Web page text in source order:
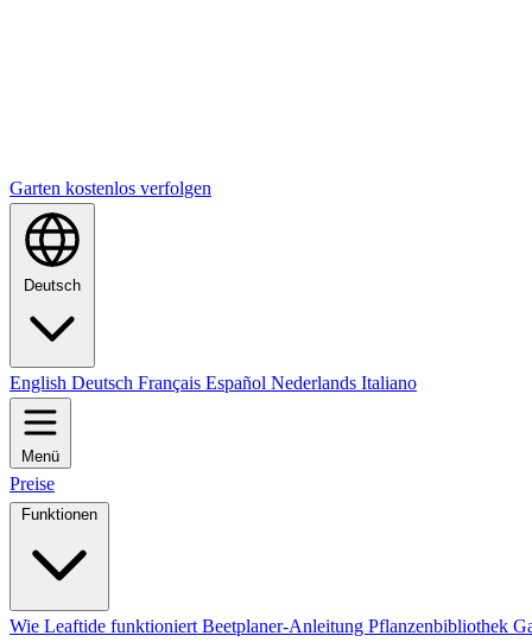
Garten kostenlos verfolgen
Deutsch
English Deutsch Français Español Nederlands Italiano
Menü
Preise
Funktionen
Wie Leaftide funktioniert Beetplaner-Anleitung Pflanzenbibliothek